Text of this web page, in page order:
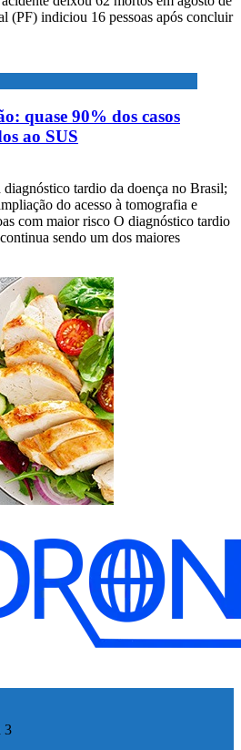
(PF) indiciou 16 pessoas após concluir
quase 90% dos casos
ao SUS
tardio da doença no Brasil;
do acesso à tomografia e
com maior risco O diagnóstico tardio
sendo um dos maiores
3